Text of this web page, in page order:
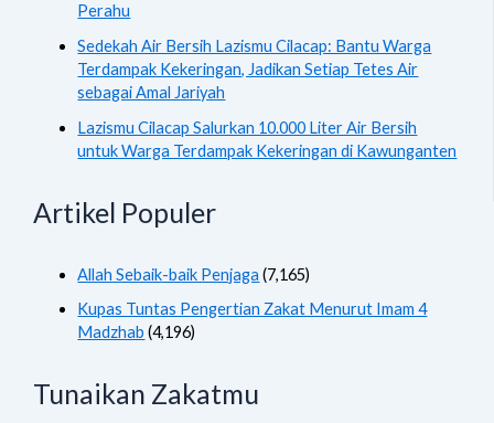
Perahu
Sedekah Air Bersih Lazismu Cilacap: Bantu Warga
Terdampak Kekeringan, Jadikan Setiap Tetes Air
sebagai Amal Jariyah
Lazismu Cilacap Salurkan 10.000 Liter Air Bersih
untuk Warga Terdampak Kekeringan di Kawunganten
Artikel Populer
Allah Sebaik-baik Penjaga (7,165)
Kupas Tuntas Pengertian Zakat Menurut Imam 4
Madzhab (4,196)
Tunaikan Zakatmu